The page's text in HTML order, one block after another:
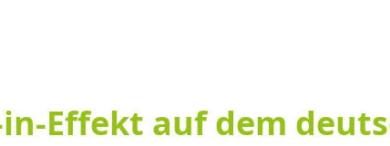
in-Effekt auf dem